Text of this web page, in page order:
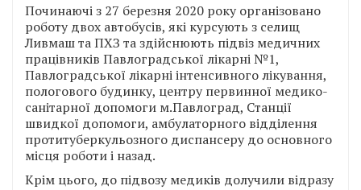
Починаючі з 27 березня 2020 року організовано
роботу двох автобусів, які курсують з селищ
Ливмаш та ПХЗ та здійснюють підвіз медичних
працівників Павлоградської лікарні №1,
Павлоградської лікарні інтенсивного лікування,
пологового будинку, центру первинної медико-
санітарної допомоги м.Павлоград, Станції
швидкої допомоги, амбулаторного відділення
протитуберкульозного диспансеру до основного
місця роботи і назад.
Крім цього, до підвозу медиків долучили відразу